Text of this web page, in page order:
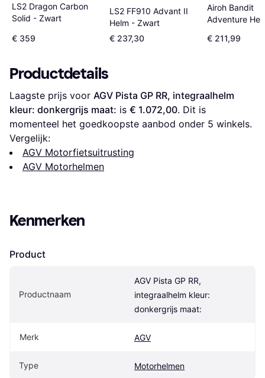
LS2 Dragon Carbon
Solid - Zwart
€ 359
LS2 FF910 Advant II
Helm - Zwart
€ 237,30
Airoh Bandit
Adventure
€ 211,99
Productdetails
Laagste prijs voor AGV Pista GP RR, integraalhelm
kleur: donkergrijs maat: is € 1.072,00. Dit is
momenteel het goedkoopste aanbod onder 5 winkels.
Vergelijk:
AGV Motorfietsuitrusting
AGV Motorhelmen
Kenmerken
Product
Productnaam
AGV Pista GP RR,
integraalhelm kleur:
donkergrijs maat:
Merk AGV
Type Motorhelmen